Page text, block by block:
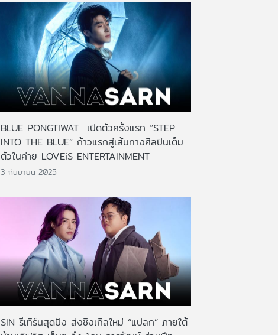
BLUE PONGTIWAT เปิดตัวครั้งแรก “STEP
INTO THE BLUE” ก้าวแรกสู่เส้นทางศิลปินเต็ม
ตัวในค่าย LOVEiS ENTERTAINMENT
3 กันยายน 2025
SIN รีเทิร์นสุดปัง ส่งซิงเกิลใหม่ “แปลก” ภายใต้